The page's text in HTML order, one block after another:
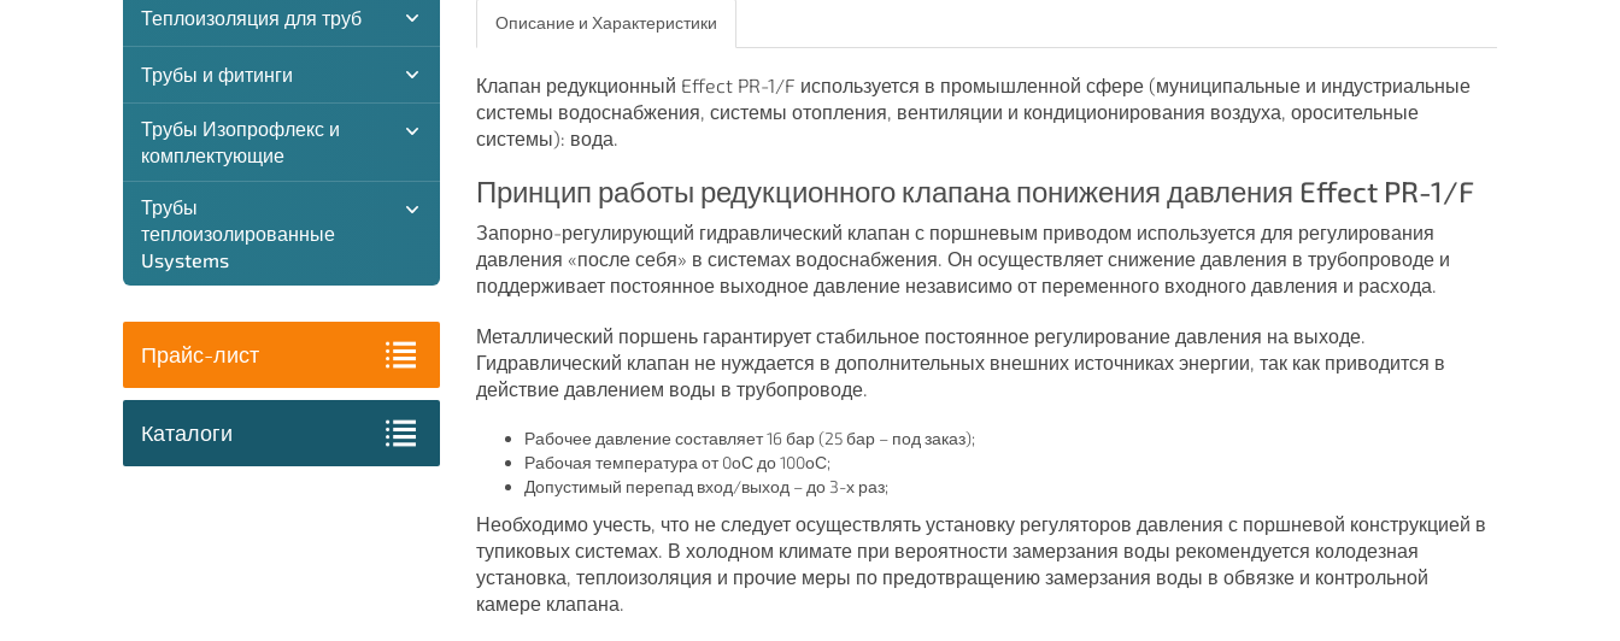
Теплоизоляция для труб
Трубы и фитинги
Трубы Изопрофлекс и
комплектующие
Трубы
теплоизолированные
Usystems
Прайс-лист
Каталоги
Описание и Характеристики
Клапан редукционный Effect PR-1/F используется в промышленной сфере (муниципальные и индустриальные
системы водоснабжения, системы отопления, вентиляции и кондиционирования воздуха, оросительные
системы): вода.
Принцип работы редукционного клапана понижения давления Effect PR-1/F
Запорно-регулирующий гидравлический клапан с поршневым приводом используется для регулирования
давления «после себя» в системах водоснабжения. Он осуществляет снижение давления в трубопроводе и
поддерживает постоянное выходное давление независимо от переменного входного давления и расхода.
Металлический поршень гарантирует стабильное постоянное регулирование давления на выходе.
Гидравлический клапан не нуждается в дополнительных внешних источниках энергии, так как приводится в
действие давлением воды в трубопроводе.
Рабочее давление составляет 16 бар (25 бар – под заказ);
Рабочая температура от 0оС до 100оС;
Допустимый перепад вход/выход – до 3-х раз;
Необходимо учесть, что не следует осуществлять установку регуляторов давления с поршневой конструкцией в
тупиковых системах. В холодном климате при вероятности замерзания воды рекомендуется колодезная
установка, теплоизоляция и прочие меры по предотвращению замерзания воды в обвязке и контрольной
камере клапана.